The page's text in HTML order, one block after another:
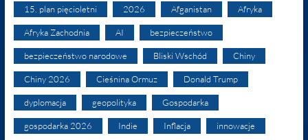
15. plan pięcioletni 2026 Afganistan Afryka
Afryka Zachodnia AI bezpieczeństwo
bezpieczeństwo narodowe Bliski Wschód Chiny
Chiny 2026 Cieśnina Ormuz Donald Trump
dyplomacja geopolityka Gospodarka
gospodarka 2026 Indie Inflacja innowacje